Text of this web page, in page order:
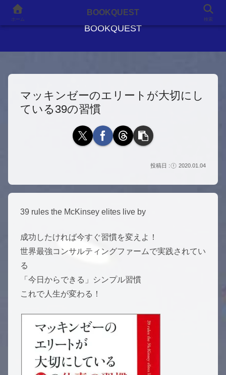
BOOKQUEST
マッキンゼーのエリートが大切にし
ている39の習慣
2020.01.04
39 rules the McKinsey elites live by
成功したければ今すぐ習慣を変えよ！
世界最強コンサルティングファームで実践されてい
る
「今日からできる」シンプル習慣
これで人生が変わる！
ホーム
BOOKQUEST
検索